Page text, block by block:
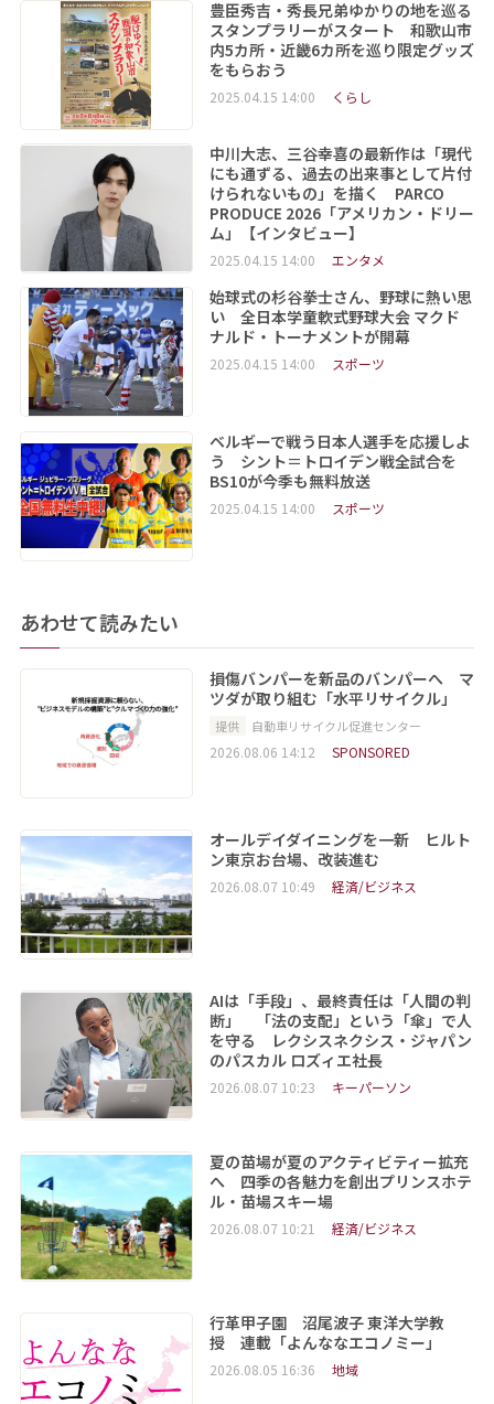
豊臣秀吉・秀長兄弟ゆかりの地を巡る
スタンプラリーがスタート 和歌山市
内5カ所・近畿6カ所を巡り限定グッズ
をもらおう
2025.04.15 14:00 くらし
中川大志、三谷幸喜の最新作は「現代
にも通ずる、過去の出来事として片付
けられないもの」を描く PARCO
PRODUCE 2026「アメリカン・ドリー
ム」【インタビュー】
2025.04.15 14:00 エンタメ
始球式の杉谷拳士さん、野球に熱い思
い 全日本学童軟式野球大会 マクド
ナルド・トーナメントが開幕
2025.04.15 14:00 スポーツ
ベルギーで戦う日本人選手を応援しよ
う シント＝トロイデン戦全試合を
BS10が今季も無料放送
2025.04.15 14:00 スポーツ
あわせて読みたい
損傷バンパーを新品のバンパーへ マ
ツダが取り組む「水平リサイクル」
提供 自動車リサイクル促進センター
2026.08.06 14:12 SPONSORED
オールデイダイニングを一新 ヒルト
ン東京お台場、改装進む
2026.08.07 10:49 経済/ビジネス
AIは「手段」、最終責任は「人間の判
断」 「法の支配」という「傘」で人
を守る レクシスネクシス・ジャパン
のパスカル ロズィエ社長
2026.08.07 10:23 キーパーソン
夏の苗場が夏のアクティビティー拡充
へ 四季の各魅力を創出プリンスホテ
ル・苗場スキー場
2026.08.07 10:21 経済/ビジネス
行革甲子園 沼尾波子 東洋大学教
授 連載「よんななエコノミー」
2026.08.05 16:36 地域